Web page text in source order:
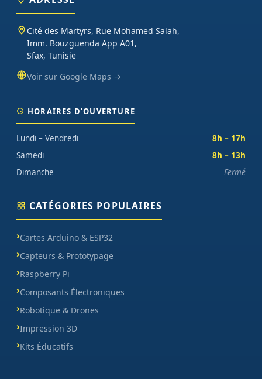
sur chaque commande.
Cité des Martyrs, Rue Mohamed Salah,
Imm. Bouzguenda App A01,
Sfax, Tunisie
Voir sur Google Maps →
HORAIRES D'OUVERTURE
Lundi – Vendredi
8h – 17h
Samedi
8h – 13h
Dimanche
Fermé
CATÉGORIES POPULAIRES
Cartes Arduino & ESP32
Capteurs & Prototypage
Raspberry Pi
Composants Électroniques
Robotique & Drones
Impression 3D
Kits Éducatifs